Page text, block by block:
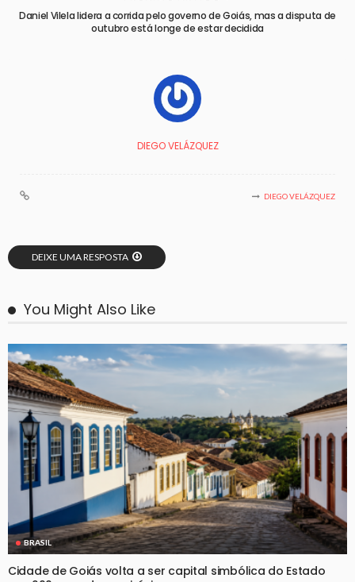
Daniel Vilela lidera a corrida pelo governo de Goiás, mas a disputa de
outubro está longe de estar decidida
DIEGO VELÁZQUEZ
DIEGO VELÁZQUEZ
DEIXE UMA RESPOSTA
You Might Also Like
BRASIL
Cidade de Goiás volta a ser capital simbólica do Estado